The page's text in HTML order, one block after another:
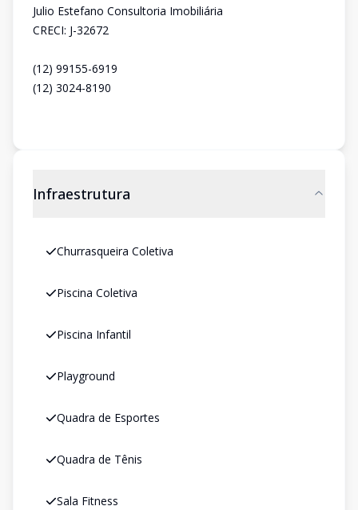
Julio Estefano Consultoria Imobiliária
CRECI: J-32672
(12) 99155-6919
(12) 3024-8190
Infraestrutura
Churrasqueira Coletiva
Piscina Coletiva
Piscina Infantil
Playground
Quadra de Esportes
Quadra de Tênis
Sala Fitness